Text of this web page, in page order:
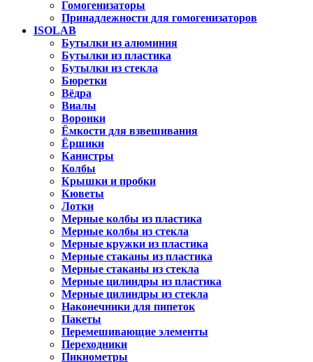
Гомогенизаторы
Принадлежности для гомогенизаторов
ISOLAB
Бутылки из алюминия
Бутылки из пластика
Бутылки из стекла
Бюретки
Вёдра
Виалы
Воронки
Ёмкости для взвешивания
Ёршики
Канистры
Колбы
Крышки и пробки
Кюветы
Лотки
Мерные колбы из пластика
Мерные колбы из стекла
Мерные кружки из пластика
Мерные стаканы из пластика
Мерные стаканы из стекла
Мерные цилиндры из пластика
Мерные цилиндры из стекла
Наконечники для пипеток
Пакеты
Перемешивающие элементы
Переходники
Пикнометры